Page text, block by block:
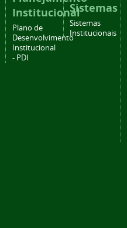
Institucional
Plano de
Desenvolvimento
Institucional
- PDI
Sistemas
Sistemas
Institucionais